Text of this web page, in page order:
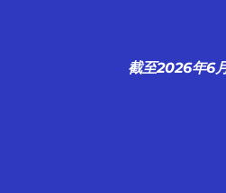
截至2026年6